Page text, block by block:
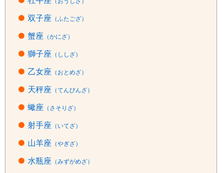
● 双子座 （ふたござ）
● 蟹座 （かにざ）
● 獅子座 （ししざ）
● 乙女座 （おとめざ）
● 天秤座 （てんびんざ）
● 蠍座 （さそりざ）
● 射手座 （いてざ）
● 山羊座 （やぎざ）
● 水瓶座 （みずがめざ）